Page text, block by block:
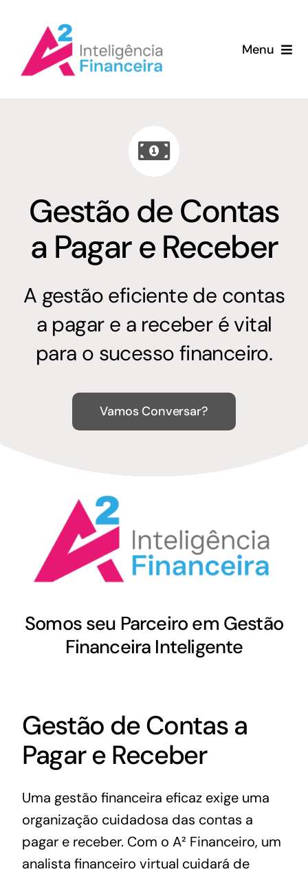
conteúdo
Menu
Clientes
Sobre
Blog
Gestão de Contas
a Pagar e Receber
A gestão eficiente de contas
a pagar e a receber é vital
para o sucesso financeiro.
Vamos Conversar?
Somos seu Parceiro em Gestão
Financeira Inteligente
Gestão de Contas a
Pagar e Receber
Uma gestão financeira eficaz exige uma
organização cuidadosa das contas a
pagar e receber. Com o A² Financeiro, um
analista financeiro virtual cuidará de